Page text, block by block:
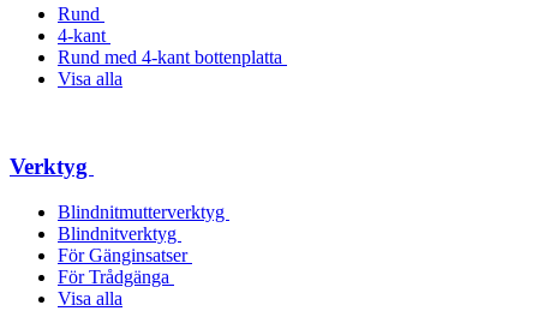
Rund
4-kant
Rund med 4-kant bottenplatta
Visa alla
Verktyg
Blindnitmutterverktyg
Blindnitverktyg
För Gänginsatser
För Trådgänga
Visa alla